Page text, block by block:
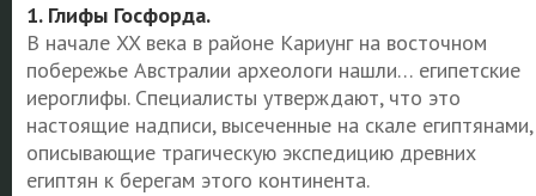
1. Глифы Госфорда.
В начале XX века в районе Кариунг на восточном
побережье Австралии археологи нашли… египетские
иероглифы. Специалисты утверждают, что это
настоящие надписи, высеченные на скале египтянами,
описывающие трагическую экспедицию древних
египтян к берегам этого континента.